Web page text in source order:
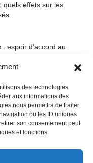
des technologies
aux informations des
nous permettra de traiter
ou les ID uniques
son consentement peut
et fonctions.
quels effets sur les
: espoir d’accord au
forte.